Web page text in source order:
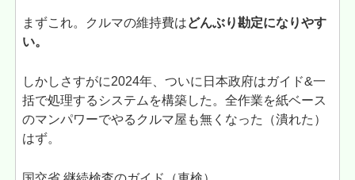
まずこれ。クルマの維持費はどんぶり勘定になりやす
い。
しかしさすがに2024年、ついに日本政府はガイド&一
括で処理するシステムを構築した。全作業を紙ベース
のマンパワーでやるクルマ屋も無くなった（潰れた）
はず。